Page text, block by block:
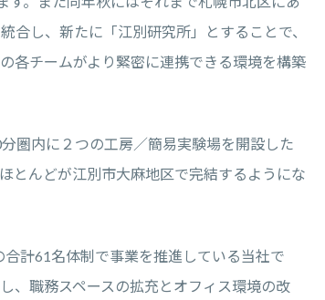
合し、新たに「江別研究所」とすることで、
各チームがより緊密に連携できる環境を構築
圏内に２つの工房／簡易実験場を開設した
とんどが江別市大麻地区で完結するようにな
計61名体制で事業を推進している当社で
、職務スペースの拡充とオフィス環境の改